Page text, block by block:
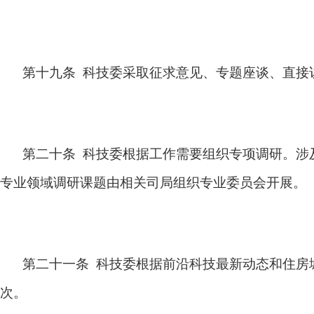
第十九条 科技委采取征求意见、专题座谈、直
第二十条 科技委根据工作需要组织专项调研。
专业领域调研课题由相关司局组织专业委员会开展。
第二十一条 科技委根据前沿科技最新动态和住
次。